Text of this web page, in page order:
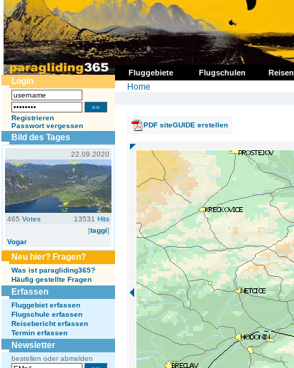
Fluggebiete Flugschulen Reisen
Login
Registrieren
Passwort vergessen
Bild des Tages
22.09.2020
465 Votes 13531 Hits
[taggi]
Vogar
Neu hier? Fragen?
Was ist paragliding365?
Häufig gestellte Fragen
Erfassen
Fluggebiet erfassen
Flugschule erfassen
Reisebericht erfassen
Termin erfassen
Newsletter
bestellen oder abmelden
Home
PDF siteGUIDE erstellen